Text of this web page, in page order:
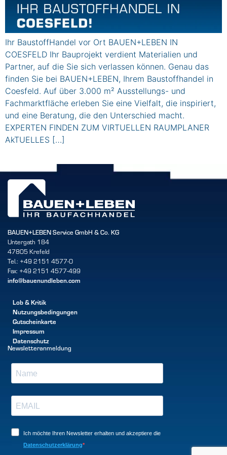
Ihr BaustoffHandel vor Ort BAUEN+LEBEN IN
COESFELD Ihr Bauprojekt verdient Materialien und
Partner, auf die Sie sich verlassen können. Genau das
finden Sie bei BAUEN+LEBEN, Ihrem Baustoffhandel in
Coesfeld. Auf über 3.000 m² Ausstellungs- und
Fachmarktfläche erleben Sie eine Vielfalt, die inspiriert,
und eine Beratung, die den Unterschied macht.
EXPERTEN FINDEN ZUM VIRTUELLEN RAUMPLANER
AkTUELLES […]
BAUEN+LEBEN Service GmbH & Co. KG
Untergath 184
47805 Krefeld
Tel.: +49 2151 4577-0
Fax: +49 2151 4577-499
info@bauenundleben.com
Lob & Kritik
Nutzungsbedingungen
Gutscheinkarte
Impressum
Datenschutz
Newsletteranmeldung
Ich möchte Ihren Newsletter erhalten und akzeptiere die
Datenschutzerklärung